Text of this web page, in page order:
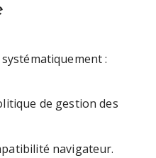
:
de gestion des
navigateur.